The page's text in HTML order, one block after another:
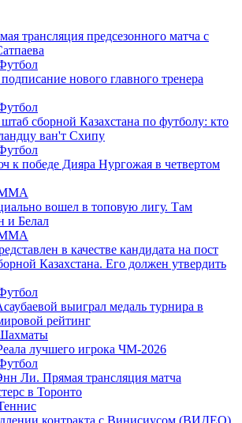
трансляция предсезонного матча с
нового главного тренера
сборной Казахстана по футболу: кто
ван'т Схипу
к победе Дияра Нургожая в четвертом
ММА
вошел в топовую лигу. Там
и Белал
ММА
в качестве кандидата на пост
Казахстана. Его должен утвердить
выиграл медаль турнира в
рейтинг
Шахматы
лучшего игрока ЧМ-2026
Ли. Прямая трансляция матча
в Торонто